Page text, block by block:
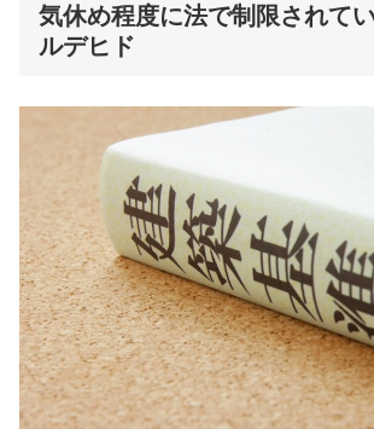
気休め程度に法で制限されて
ルデヒド